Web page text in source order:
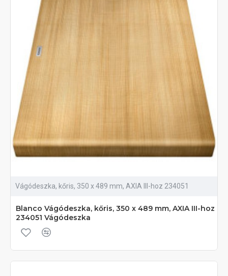
Vágódeszka, kőris, 350 x 489 mm, AXIA III-hoz 234051
Blanco Vágódeszka, kőris, 350 x 489 mm, AXIA III-hoz
234051 Vágódeszka